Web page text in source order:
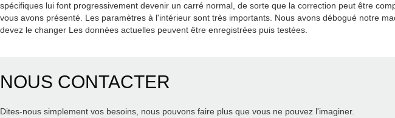
spécifiques lui font progressivement devenir un carré normal, de sorte que la correction peut être
vous avons présenté. Les paramètres à l'intérieur sont très importants. Nous avons débogué notre
devez le changer Les données actuelles peuvent être enregistrées puis testées.
NOUS CONTACTER
Dites-nous simplement vos besoins, nous pouvons faire plus que vous ne pouvez l'imaginer.